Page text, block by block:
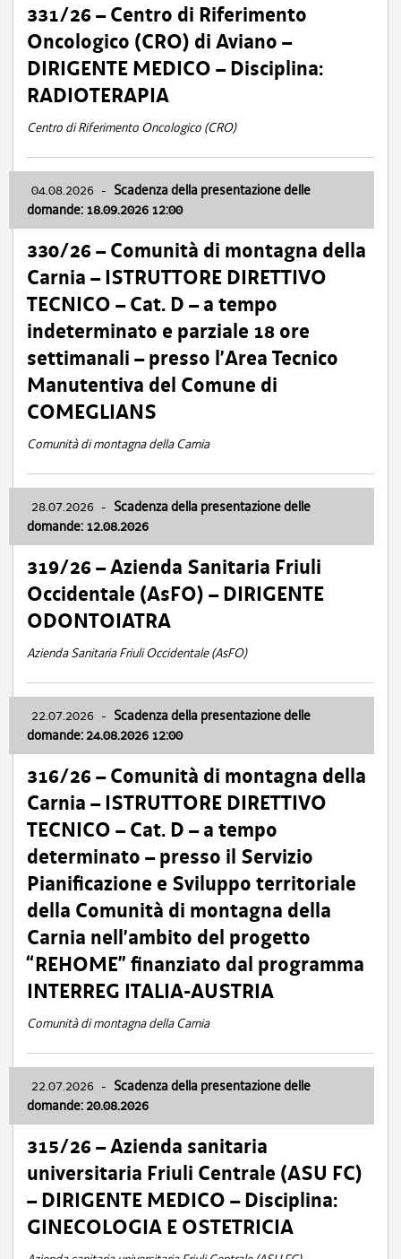
331/26 – Centro di Riferimento
Oncologico (CRO) di Aviano –
DIRIGENTE MEDICO – Disciplina:
RADIOTERAPIA
Centro di Riferimento Oncologico (CRO)
04.08.2026 - Scadenza della presentazione delle
domande: 18.09.2026 12:00
330/26 – Comunità di montagna della
Carnia – ISTRUTTORE DIRETTIVO
TECNICO – Cat. D – a tempo
indeterminato e parziale 18 ore
settimanali – presso l’Area Tecnico
Manutentiva del Comune di
COMEGLIANS
Comunità di montagna della Carnia
28.07.2026 - Scadenza della presentazione delle
domande: 12.08.2026
319/26 – Azienda Sanitaria Friuli
Occidentale (AsFO) – DIRIGENTE
ODONTOIATRA
Azienda Sanitaria Friuli Occidentale (AsFO)
22.07.2026 - Scadenza della presentazione delle
domande: 24.08.2026 12:00
316/26 – Comunità di montagna della
Carnia – ISTRUTTORE DIRETTIVO
TECNICO – Cat. D – a tempo
determinato – presso il Servizio
Pianificazione e Sviluppo territoriale
della Comunità di montagna della
Carnia nell’ambito del progetto
“REHOME” finanziato dal programma
INTERREG ITALIA-AUSTRIA
Comunità di montagna della Carnia
22.07.2026 - Scadenza della presentazione delle
domande: 20.08.2026
315/26 – Azienda sanitaria
universitaria Friuli Centrale (ASU FC)
– DIRIGENTE MEDICO – Disciplina:
GINECOLOGIA E OSTETRICIA